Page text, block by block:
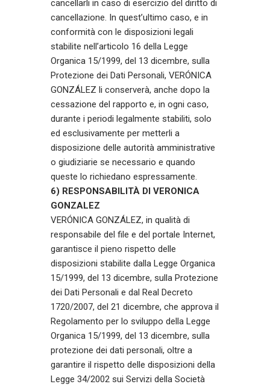
cancellarli in caso di esercizio del diritto di
cancellazione. In quest’ultimo caso, e in
conformità con le disposizioni legali
stabilite nell’articolo 16 della Legge
Organica 15/1999, del 13 dicembre, sulla
Protezione dei Dati Personali, VERÓNICA
GONZÁLEZ li conserverà, anche dopo la
cessazione del rapporto e, in ogni caso,
durante i periodi legalmente stabiliti, solo
ed esclusivamente per metterli a
disposizione delle autorità amministrative
o giudiziarie se necessario e quando
queste lo richiedano espressamente.
6) RESPONSABILITÀ DI VERONICA
GONZALEZ
VERÓNICA GONZÁLEZ, in qualità di
responsabile del file e del portale Internet,
garantisce il pieno rispetto delle
disposizioni stabilite dalla Legge Organica
15/1999, del 13 dicembre, sulla Protezione
dei Dati Personali e dal Real Decreto
1720/2007, del 21 dicembre, che approva il
Regolamento per lo sviluppo della Legge
Organica 15/1999, del 13 dicembre, sulla
protezione dei dati personali, oltre a
garantire il rispetto delle disposizioni della
Legge 34/2002 sui Servizi della Società